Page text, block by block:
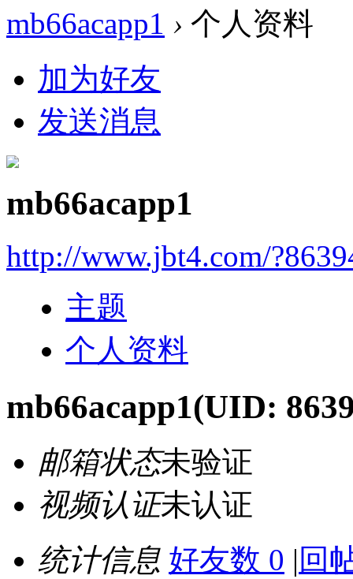
mb66acapp1 › 个人资料
加为好友
发送消息
mb66acapp1
http://www.jbt4.com/
主题
个人资料
mb66acapp1(UID:
邮箱状态未验证
视频认证未认证
统计信息 好友数 0 | 回